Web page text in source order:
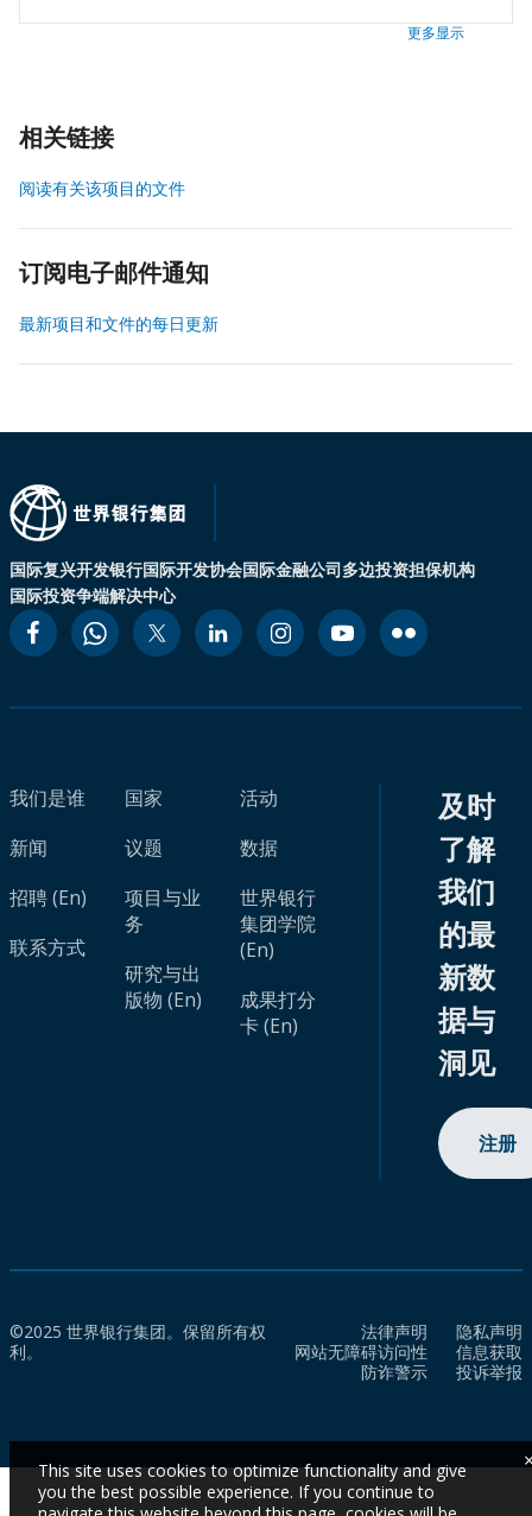
更多显示
相关链接
阅读有关该项目的文件
订阅电子邮件通知
最新项目和文件的每日更新
国际复兴开发银行国际开发协会国际金融公司多边投资担保机构
国际投资争端解决中心
我们是谁
新闻
招聘 (En)
联系方式
国家
议题
项目与业
务
研究与出
版物 (En)
活动
数据
世界银行
集团学院
(En)
成果打分
卡 (En)
及时
了解
我们
的最
新数
据与
洞见
注册
©2025 世界银行集团。保留所有权
利。
法律声明
隐私声明
网站无障碍访问性
信息获取
防诈警示
投诉举报
This site uses cookies to optimize functionality and give
you the best possible experience. If you continue to